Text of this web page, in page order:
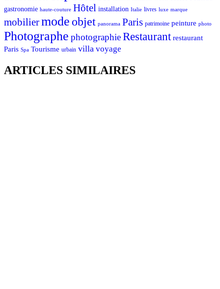
gastronomie haute-couture Hôtel installation Italie livres luxe marque
mobiliermode objet panorama Paris patrimoine peinture photo
Photographe photographieRestaurant restaurant
Paris Spa Tourisme urbain villa voyage
ARTICLES SIMILAIRES